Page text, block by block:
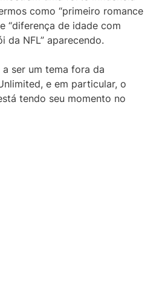
como “primeiro romance
“diferença de idade com
da NFL” aparecendo.
ser um tema fora da
e em particular, o
tendo seu momento no